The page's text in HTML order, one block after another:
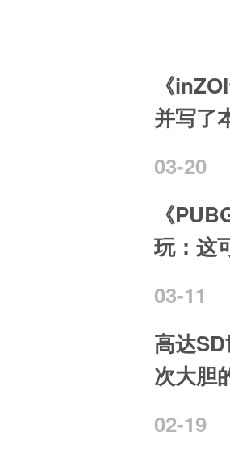
《
并写了
03-20
《
玩：这
03-11
高达
次大胆
02-19